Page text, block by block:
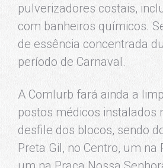
pulverizadores costais,
com banheiros químicos.
de essência concentrada
período de Carnaval.
A Comlurb fará ainda a
postos médicos instalados
desfile dos blocos, sendo
Preta Gil, no Centro, um na